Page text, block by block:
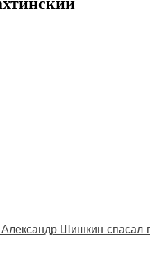
Александр Шишкин